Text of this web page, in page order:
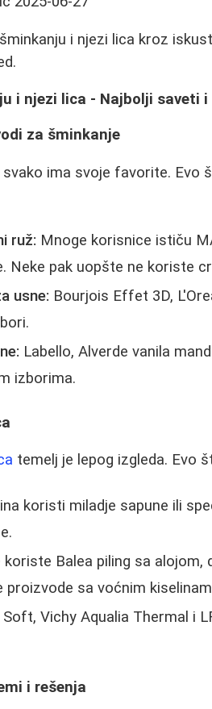
i njezi lica kroz
i njezi lica - Najbolji saveti
za šminkanje
ima svoje favorite. Evo
ruž: Mnoge korisnice ističu
Neke pak uopšte ne koriste
usne: Bourjois Effet 3D,
Labello, Alverde vanila
izborima.
temelj je lepog izgleda. Evo
koristi miladje sapune ili
koriste Balea piling sa alojom,
proizvode sa voćnim
Soft, Vichy Aqualia Thermal i
i rešenja